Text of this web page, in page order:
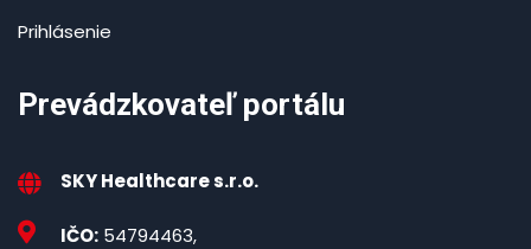
Prihlásenie
Prevádzkovateľ portálu
SKY Healthcare s.r.o.
IČO: 54794463,